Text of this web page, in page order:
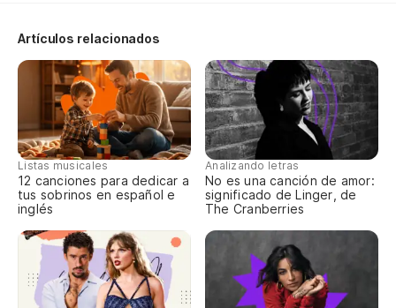
Artículos relacionados
Listas musicales
12 canciones para dedicar a
tus sobrinos en español e
inglés
Analizando letras
No es una canción de amor:
significado de Linger, de
The Cranberries